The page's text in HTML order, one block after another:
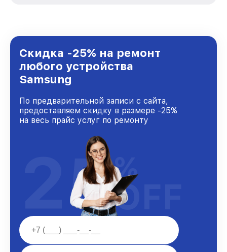
городе Казани, постоянно повышая уровень
доверия и лояльности наших клиентов.
Скидка -25% на ремонт
любого устройства
Samsung
По предварительной записи с сайта,
предоставляем скидку в размере -25%
на весь прайс услуг по ремонту
25%
OFF